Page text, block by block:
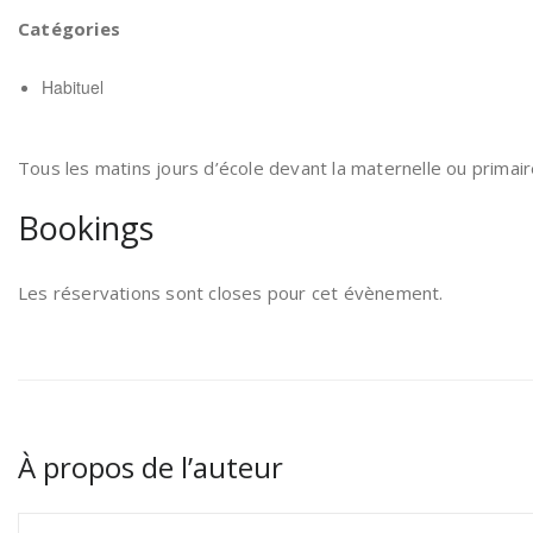
Catégories
Habituel
Tous les matins jours d’école devant la maternelle ou
Bookings
Les réservations sont closes pour cet évènement.
À propos de l’auteur